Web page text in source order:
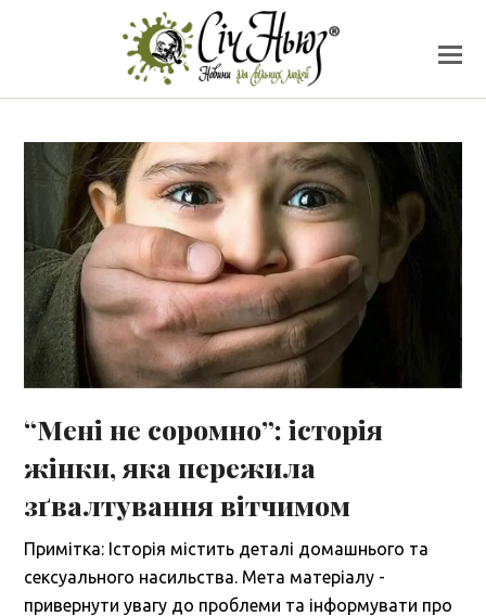
“Мені не соромно”: історія
жінки, яка пережила
зґвалтування вітчимом
Примітка: Історія містить деталі домашнього та
сексуального насильства. Мета матеріалу -
привернути увагу до проблеми та інформувати про